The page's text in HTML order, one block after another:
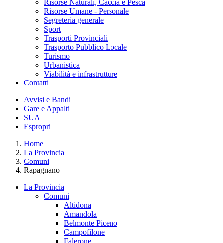
Risorse Naturali, Caccia e Pesca
Risorse Umane - Personale
Segreteria generale
Sport
Trasporti Provinciali
Trasporto Pubblico Locale
Turismo
Urbanistica
Viabilità e infrastrutture
Contatti
Avvisi e Bandi
Gare e Appalti
SUA
Espropri
Home
La Provincia
Comuni
Rapagnano
La Provincia
Comuni
Altidona
Amandola
Belmonte Piceno
Campofilone
Falerone